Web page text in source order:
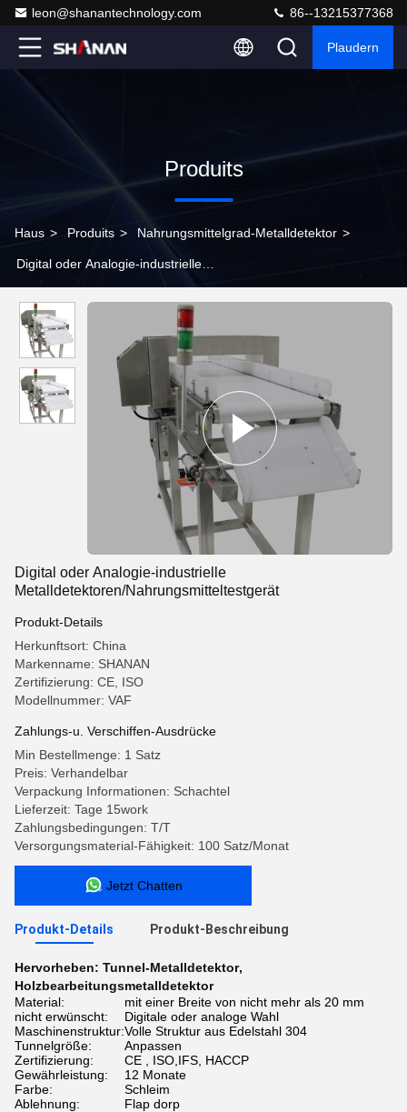
leon@shanantechnology.com 86--13215377368
Plaudern
Produits
Haus > Produits > Nahrungsmittelgrad-Metalldetektor >
Digital oder Analogie-industrielle
Digital oder Analogie-industrielle
Metalldetektoren/Nahrungsmitteltestgerät
Produkt-Details
Herkunftsort: China
Markenname: SHANAN
Zertifizierung: CE, ISO
Modellnummer: VAF
Zahlungs-u. Verschiffen-Ausdrücke
Min Bestellmenge: 1 Satz
Preis: Verhandelbar
Verpackung Informationen: Schachtel
Lieferzeit: Tage 15work
Zahlungsbedingungen: T/T
Versorgungsmaterial-Fähigkeit: 100 Satz/Monat
Jetzt Chatten
Produkt-Details Produkt-Beschreibung
Hervorheben: Tunnel-Metalldetektor,
Holzbearbeitungsmetalldetektor
Material:
mit einer Breite von nicht mehr als 20 mm
nicht erwünscht:
Digitale oder analoge Wahl
Maschinenstruktur:Volle Struktur aus Edelstahl 304
Tunnelgröße:
Anpassen
Zertifizierung:
CE , ISO,IFS, HACCP
Gewährleistung:
12 Monate
Farbe:
Schleim
Ablehnung:
Flap dorp